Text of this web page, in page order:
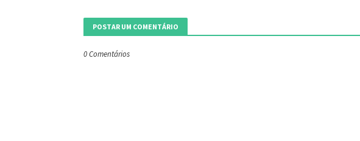
POSTAR UM COMENTÁRIO
0 Comentários